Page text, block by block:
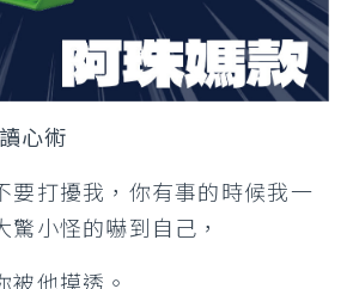
心術
要打擾我，你有事的時候我一
驚小怪的嚇到自己，
被他摸透。